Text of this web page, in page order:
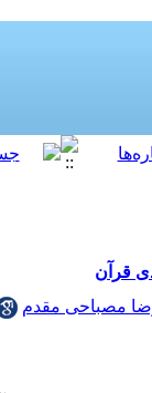
قرآن
مصباحی مقدم